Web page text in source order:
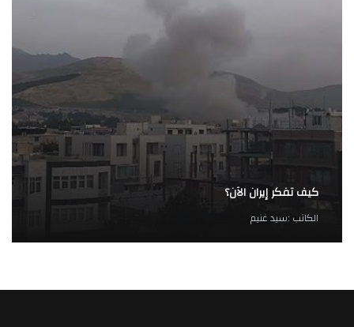
كيف تفكر إيران الآن؟
الكاتب :سيد غنيم